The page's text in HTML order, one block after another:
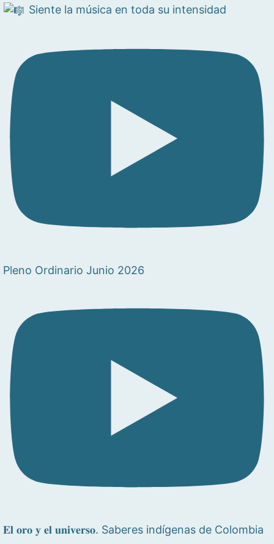
Siente la música en toda su intensidad
Pleno Ordinario Junio 2026
𝐄𝐥 𝐨𝐫𝐨 𝐲 𝐞𝐥 𝐮𝐧𝐢𝐯𝐞𝐫𝐬𝐨. Saberes indígenas de Colombia